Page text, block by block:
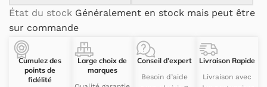
État du stock Généralement en stock mais peut être
sur commande
Cumulez des
points de
fidélité
Large choix de
marques
Conseil d’expert
Besoin d’aide
Livraison Rapide
Livraison avec